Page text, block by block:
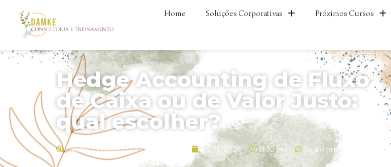
Home Soluções Corporativas Próximos Cursos
Hedge Accounting de Fluxo
de Caixa ou de Valor Justo:
qual escolher?
Damke Consultoria e Treinamento 21/01/2026 11:52 pm Seja o primeiro a comentar